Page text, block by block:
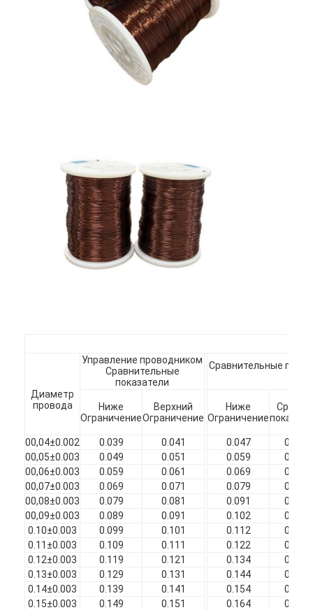
Экскурсия по заводу
Контроль качества
Случаи
Запросите цитату
эмалированная круглая медная проволока
эмалированная плоская медная проволока
Шелковые проволоки
провод litz
Высокотемпературный магнитный провод
Диаметр
провода
Управление проводником
Сравнительные
показатели
Сравнительные
Ниже
Ограничение
Верхний
Ограничение
Ниже
Ограничение
00,04±0.002 0.039 0.041 0.047
0.050
00,05±0.003
0.049 0.051 0.059
0.062
00,06±0.003
0.059 0.061 0.069
0.072
00,07±0.003
0.069 0.071 0.079
0.082
00,08±0.003
0.079 0.081 0.091
0.095
00,09±0.003
0.089 0.091 0.102
0.106
0.10±0.003
0.099 0.101 0.112
0.116
0.11±0.003
0.109 0.111 0.122
0.126
0.12±0.003
0.119 0.121 0.134
0.138
0.13±0.003
0.129 0.131 0.144
0.148
0.14±0.003
0.139 0.141 0.154
0.158
0.15±0.003
0.149 0.151 0.164
0.168